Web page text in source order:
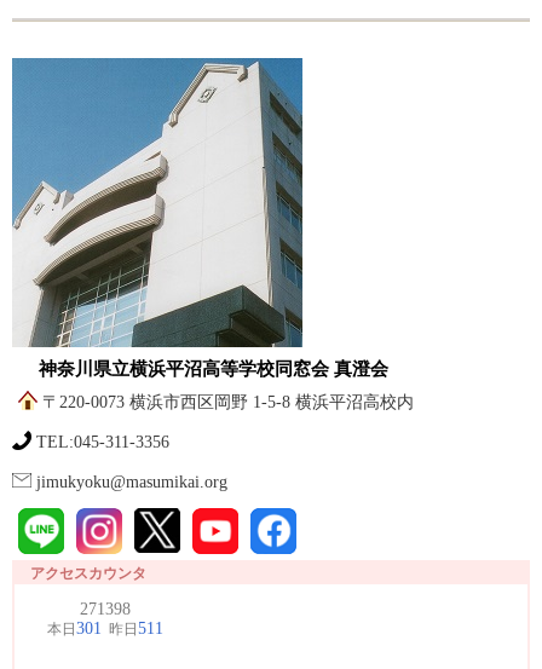
神奈川県立横浜平沼高等学校同窓会 真澄会
〒220-0073 横浜市西区岡野 1-5-8 横浜平沼高校内
TEL:045-311-3356
jimukyoku@masumikai.org
アクセスカウンタ